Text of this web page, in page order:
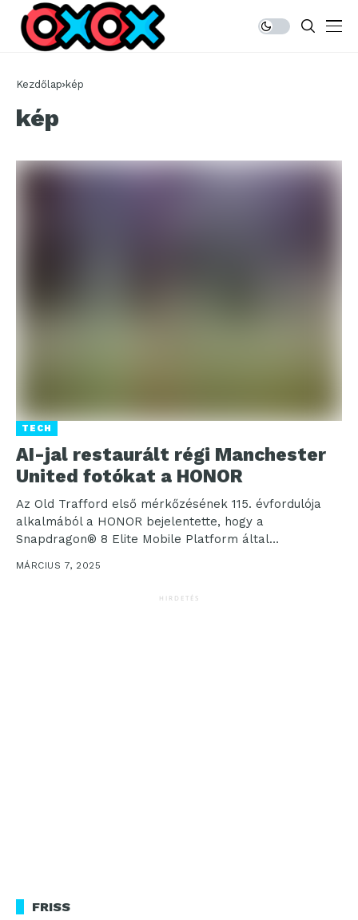
Kezdőlap kép
kép
TECH
AI-jal restaurált régi Manchester
United fotókat a HONOR
Az Old Trafford első mérkőzésének 115. évfordulója
alkalmából a HONOR bejelentette, hogy a
Snapdragon® 8 Elite Mobile Platform által
működtetett HONOR Magic7 Pro...
MÁRCIUS 7, 2025
HIRDETÉS
FRISS